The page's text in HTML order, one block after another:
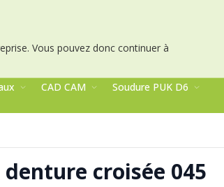
Vous pouvez donc continuer à
CAD CAM
Soudure PUK D6
croisée 045